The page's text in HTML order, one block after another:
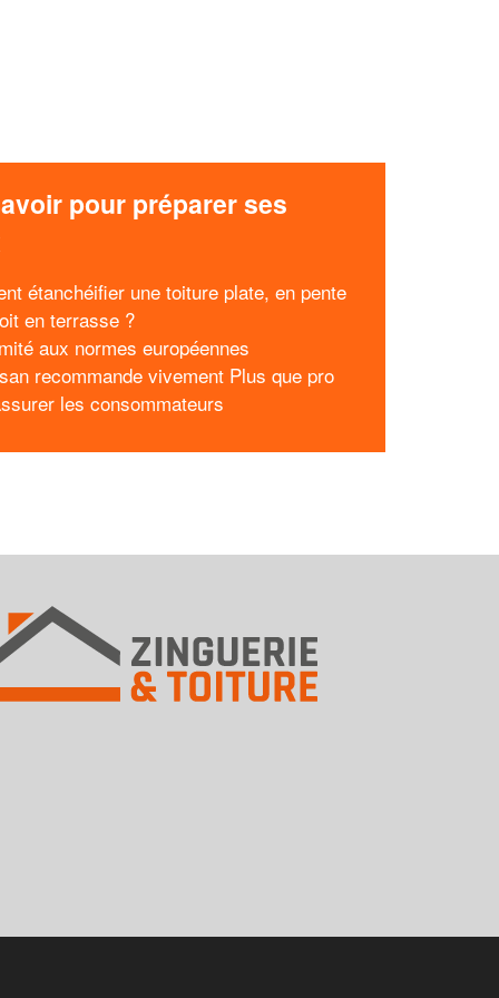
pour préparer ses
étanchéifier une toiture plate, en pente
en terrasse ?
aux normes européennes
recommande vivement Plus que pro
les consommateurs